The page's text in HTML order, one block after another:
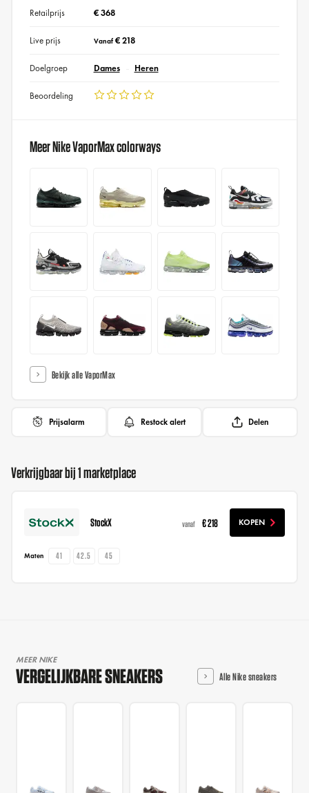
Retailprijs € 368
Live prijs Vanaf€ 218
Doelgroep Dames Heren
Beoordeling
Meer Nike VaporMax colorways
Bekijk alle VaporMax
Prijsalarm Restock alert Delen
Verkrijgbaar bij 1 marketplace
StockX vanaf € 218 KOPEN
Maten 41 42.5 45
MEER NIKE
VERGELIJKBARE SNEAKERS Alle Nike sneakers